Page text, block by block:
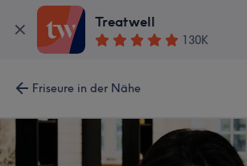
Treatwell
130K
Friseure in der Nähe